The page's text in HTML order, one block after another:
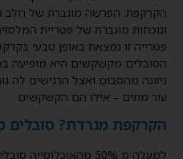
הקרקפת: הפרשה מוגברת של חֵלֶב
ונוכחות מוגברת של פטריית
פטרייה זו נמצאת באופן טבעי
הסובלים מקשקשים היא מופיעה
ניזונה מהסבום ואצל הרגישים לה
עור מתים – אילו הם הקשקשים.
הקרקפת מגרדת?
למעלה מ 50%